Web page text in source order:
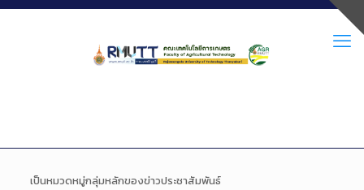
เป็นหมวดหมู่กลุ่มหลักของข่าวประชาสัมพันธ์